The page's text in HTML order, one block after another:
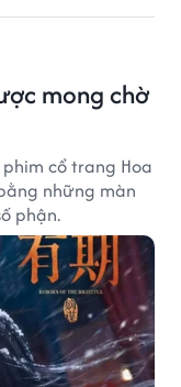
mong chờ
cổ trang Hoa
những màn
phận.